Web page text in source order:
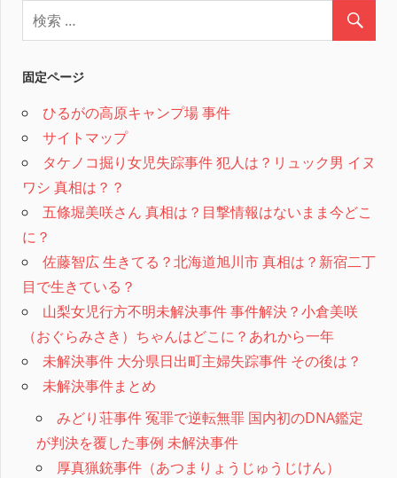
固定ページ
ひるがの高原キャンプ場 事件
サイトマップ
タケノコ掘り女児失踪事件 犯人は？リュック男 イヌ
ワシ 真相は？？
五條堀美咲さん 真相は？目撃情報はないまま今どこ
に？
佐藤智広 生きてる？北海道旭川市 真相は？新宿二丁
目で生きている？
山梨女児行方不明未解決事件 事件解決？小倉美咲
（おぐらみさき）ちゃんはどこに？あれから一年
未解決事件 大分県日出町主婦失踪事件 その後は？
未解決事件まとめ
みどり荘事件 冤罪で逆転無罪 国内初のDNA鑑定
が判決を覆した事例 未解決事件
厚真猟銃事件（あつまりょうじゅうじけん）